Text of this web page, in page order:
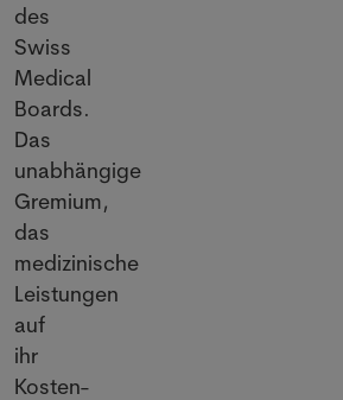
des
Swiss
Medical
Boards.
Das
unabhängige
Gremium,
das
medizinische
Leistungen
auf
ihr
Kosten-